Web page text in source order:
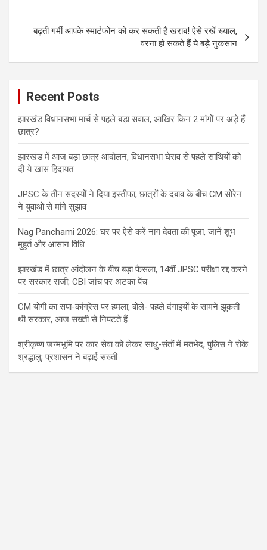
बढ़ती गर्मी आपके स्मार्टफोन को कर सकती है खराब! ऐसे रखें ख्याल,
वरना हो सकते हैं ये बड़े नुकसान
Recent Posts
झारखंड विधानसभा मार्च से पहले बड़ा सवाल, आखिर किन 2 मांगों पर अड़े हैं
छात्र?
झारखंड में आज बड़ा छात्र आंदोलन, विधानसभा घेराव से पहले साथियों को
दी ये खास हिदायत
JPSC के तीन सदस्यों ने दिया इस्तीफा, छात्रों के दबाव के बीच CM सोरेन
ने युवाओं से मांगे सुझाव
Nag Panchami 2026: घर पर ऐसे करें नाग देवता की पूजा, जानें शुभ
मुहूर्त और आसान विधि
झारखंड में छात्र आंदोलन के बीच बड़ा फैसला, 14वीं JPSC परीक्षा रद्द करने
पर सरकार राजी; CBI जांच पर अटका पेंच
CM योगी का सपा-कांग्रेस पर हमला, बोले- पहले दंगाइयों के सामने झुकती
थी सरकार, आज सख्ती से निपटते हैं
श्रीकृष्ण जन्मभूमि पर कार सेवा को लेकर साधु-संतों में मतभेद, पुलिस ने रोके
श्रद्धालु; प्रशासन ने बढ़ाई सख्ती